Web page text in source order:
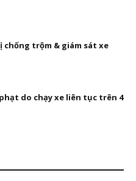
trộm & giám sát xe
do chạy xe liên tục trên 4